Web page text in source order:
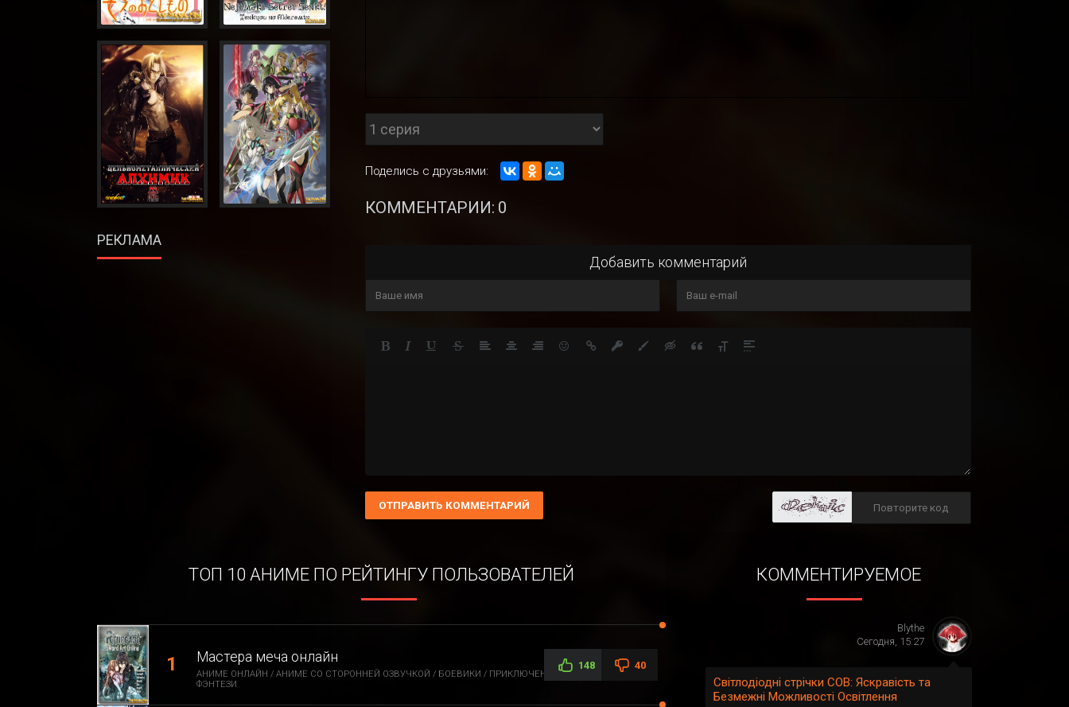
РЕКЛАМА
Поделись с друзьями:
КОММЕНТАРИИ: 0
Добавить комментарий
ОТПРАВИТЬ КОММЕНТАРИЙ
ТОП 10 АНИМЕ ПО РЕЙТИНГУ ПОЛЬЗОВАТЕЛЕЙ
Мастера меча онлайн
АНИМЕ ОНЛАЙН / АНИМЕ СО СТОРОННЕЙ ОЗВУЧКОЙ / БОЕВИКИ / ПРИКЛЮЧЕНИЯ / ФАНТАСТИКА /
ФЭНТЕЗИ
148 40
КОММЕНТИРУЕМОЕ
Світлодіодні стрічки СОВ: Яскравість та
Безмежні Можливості Освітлення
Blythe
Сегодня, 15:27